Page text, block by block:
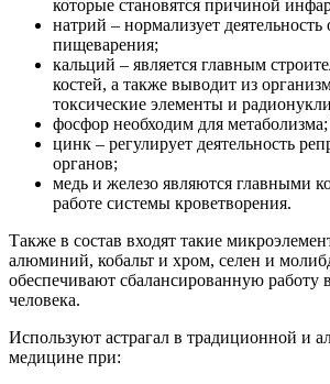
которые становятся причиной
натрий – нормализует деятельность
пищеварения;
кальций – является главным
костей, а также выводит из
токсические элементы и
фосфор необходим для метаболизма;
цинк – регулирует деятельность
органов;
медь и железо являются главными
работе системы кроветворения.
Также в состав входят такие
алюминий, кобальт и хром, селен и
обеспечивают сбалансированную работу
человека.
Используют астрагал в традиционной и
медицине при: